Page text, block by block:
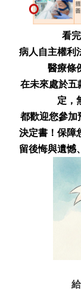
看
病人自主權利
醫療條
在未來處於五
定，
都歡迎您參加
決定書！保障
留後悔與遺憾